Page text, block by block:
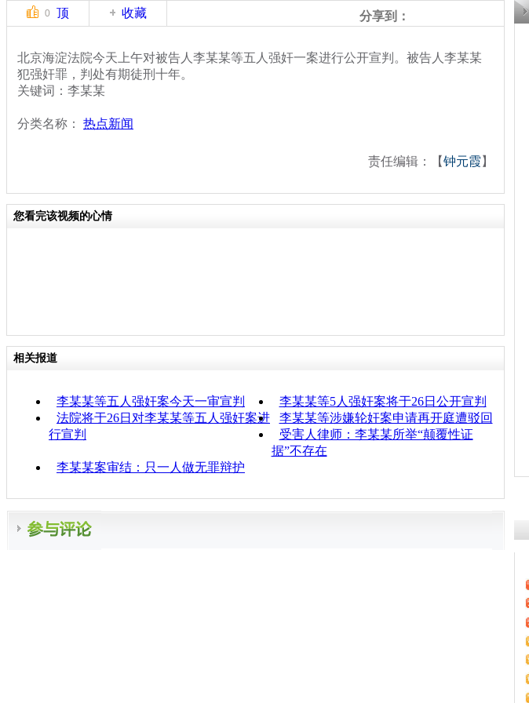
0 顶 收藏 分享到：
北京海淀法院今天上午对被告人李某某等五人强奸一案进行公开宣判。被告人李某某
犯强奸罪，判处有期徒刑十年。
关键词：李某某
分类名称： 热点新闻
责任编辑：【钟元霞 】
您看完该视频的心情
相关报道
李某某等五人强奸案今天一审宣判
李某某等5人强奸案将于26日公开宣判
法院将于26日对李某某等五人强奸案进
行宣判
李某某等涉嫌轮奸案申请再开庭遭驳回
受害人律师：李某某所举“颠覆性证
据”不存在
李某某案审结：只一人做无罪辩护